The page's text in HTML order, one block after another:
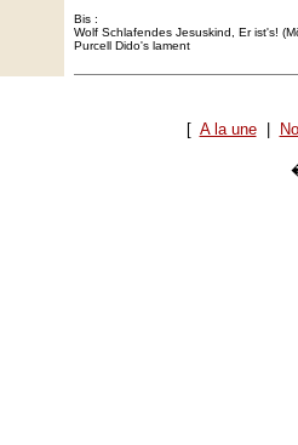
Bis :
Wolf Schlafendes Jesuskind, Er ist's!
Purcell Dido's lament
[ A la une|